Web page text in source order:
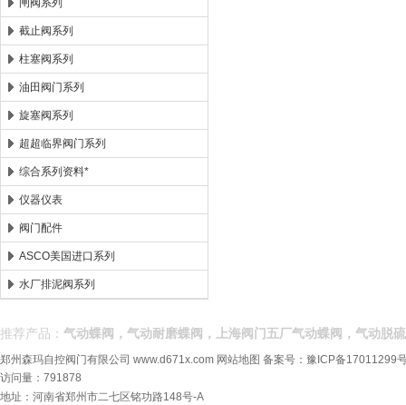
闸阀系列
截止阀系列
柱塞阀系列
油田阀门系列
旋塞阀系列
超超临界阀门系列
综合系列资料*
仪器仪表
阀门配件
ASCO美国进口系列
水厂排泥阀系列
推荐产品： 气动蝶阀，气动耐磨蝶阀，上海阀门五厂气动蝶阀，气动脱
郑州森玛自控阀门有限公司 www.d671x.com 网站地图 备案号： 豫ICP备17011299
访问量：791878
地址：河南省郑州市二七区铭功路148号-A